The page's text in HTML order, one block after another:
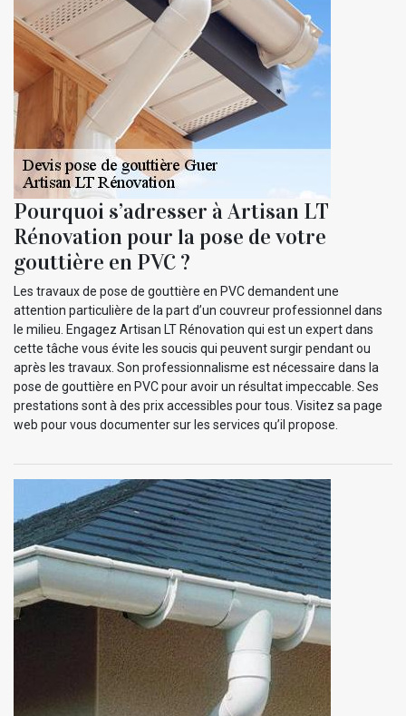
Pourquoi s’adresser à Artisan LT
Rénovation pour la pose de votre
gouttière en PVC ?
Les travaux de pose de gouttière en PVC demandent une
attention particulière de la part d’un couvreur professionnel dans
le milieu. Engagez Artisan LT Rénovation qui est un expert dans
cette tâche vous évite les soucis qui peuvent surgir pendant ou
après les travaux. Son professionnalisme est nécessaire dans la
pose de gouttière en PVC pour avoir un résultat impeccable. Ses
prestations sont à des prix accessibles pour tous. Visitez sa page
web pour vous documenter sur les services qu’il propose.